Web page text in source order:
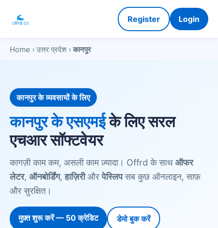
Register Login
Home › उत्तर प्रदेश › कानपुर
कानपुर के व्यवसायों के लिए
कानपुर के एसएमईके लिए सरल
एचआर सॉफ्टवेयर
कागज़ी काम कम, असली काम ज़्यादा। Offrd के साथ ऑफर
लेटर, ऑनबोर्डिंग,हाज़िरीऔरपेस्लिपसब कुछ ऑनलाइन, साफ़
और सुरक्षित।
मुफ़्त शुरू करें — 50 क्रेडिट डेमो बुक करें